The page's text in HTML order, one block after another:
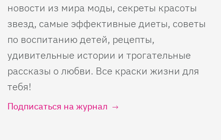
новости из мира моды, секреты красоты
звезд, самые эффективные диеты, советы
по воспитанию детей, рецепты,
удивительные истории и трогательные
рассказы о любви. Все краски жизни для
тебя!
Подписаться на журнал